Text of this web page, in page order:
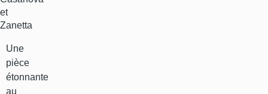
Une
pièce
étonnante
au